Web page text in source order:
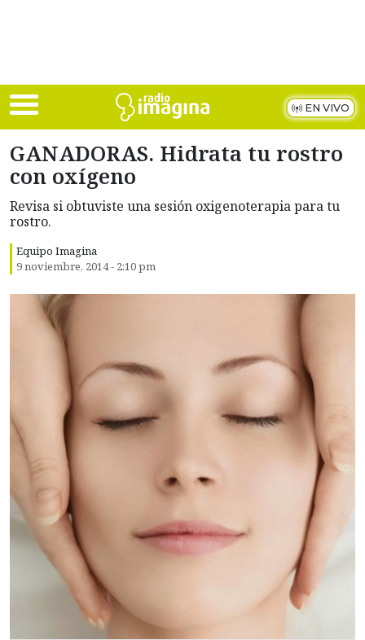
EN VIVO
GANADORAS. Hidrata tu rostro
con oxígeno
Revisa si obtuviste una sesión oxigenoterapia para tu
rostro.
Equipo Imagina
9 noviembre, 2014 - 2:10 pm